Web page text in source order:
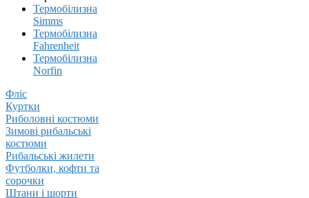
Термобілизна
Simms
Термобілизна
Fahrenheit
Термобілизна
Norfin
Фліс
Куртки
Риболовні костюми
Зимові рибальські
костюми
Рибальські жилети
Футболки, кофти та
сорочки
Штани і шорти